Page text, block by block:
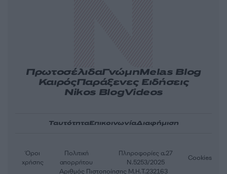
ΠρωτοσέλιδαΓνώμηMelas Blog
ΚαιρόςΠαράξενες Ειδήσεις
Nikos BlogVideos
ΤαυτότηταΕπικοινωνίαΔιαφήμιση
Αριθμός Πιστοποίησης Μ.Η.Τ.232163
Όροι
χρήσης
Πολιτική
απορρήτου
Πληροφορίες α.27
Ν.5253/2025
Cookies